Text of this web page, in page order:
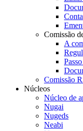
Comissão
A
Comissão
Núcleos
Núcleo de
Nugai
Nugeds
Neabi